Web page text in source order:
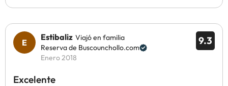
9.3
Estibaliz Viajó en familia
Reserva de Buscounchollo.com
Enero 2018
Excelente